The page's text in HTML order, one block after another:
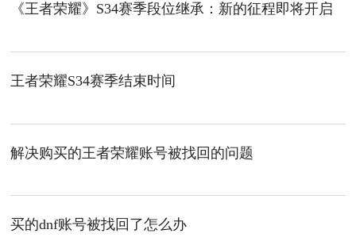
《王者荣耀》S34赛季段位继承：新的征程即将开启
王者荣耀S34赛季结束时间
解决购买的王者荣耀账号被找回的问题
买的dnf账号被找回了怎么办